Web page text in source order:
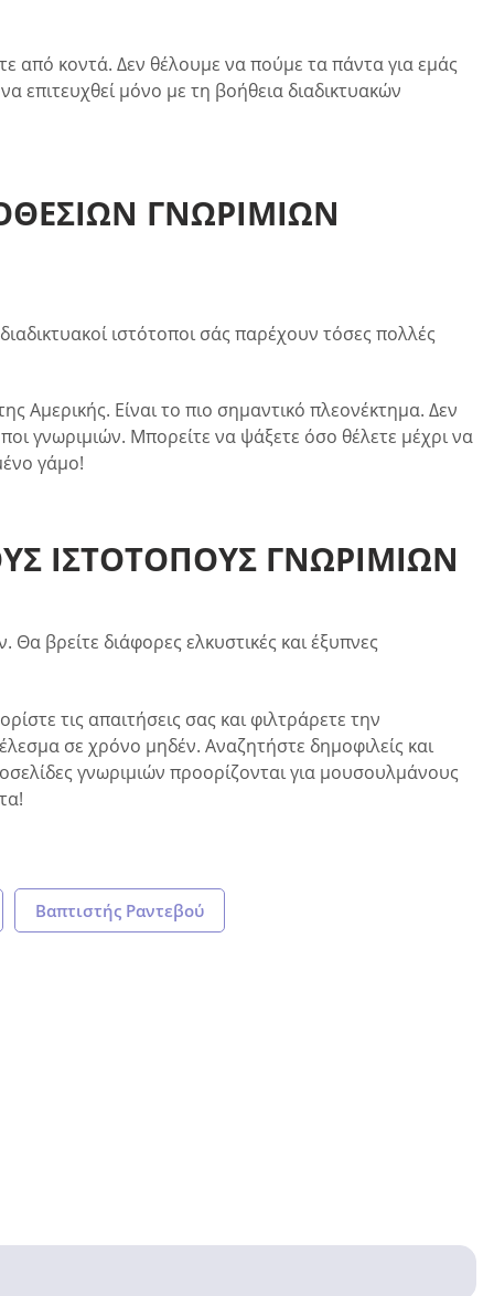
από κοντά. Δεν θέλουμε να πούμε τα πάντα για εμάς
επιτευχθεί μόνο με τη βοήθεια διαδικτυακών
ΓΝΩΡΙΜΙΏΝ
ιστότοποι σάς παρέχουν τόσες πολλές
Αμερικής. Είναι το πιο σημαντικό πλεονέκτημα. Δεν
γνωριμιών. Μπορείτε να ψάξετε όσο θέλετε μέχρι να
γάμο!
ΙΣΤΌΤΟΠΟΥΣ ΓΝΩΡΙΜΙΏΝ
βρείτε διάφορες ελκυστικές και έξυπνες
τις απαιτήσεις σας και φιλτράρετε την
σε χρόνο μηδέν. Αναζητήστε δημοφιλείς και
γνωριμιών προορίζονται για μουσουλμάνους
Βαπτιστής Ραντεβού